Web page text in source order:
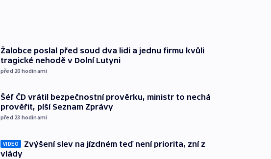
Žalobce poslal před soud dva lidi a jednu firmu kvůli
tragické nehodě v Dolní Lutyni
před 20 hodinami
Šéf ČD vrátil bezpečnostní prověrku, ministr to nechá
prověřit, píší Seznam Zprávy
před 23 hodinami
VIDEO
Zvýšení slev na jízdném teď není priorita, zní z
vlády